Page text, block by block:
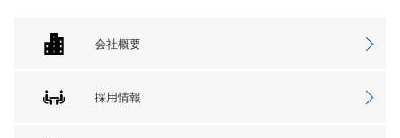
会社概要
採用情報